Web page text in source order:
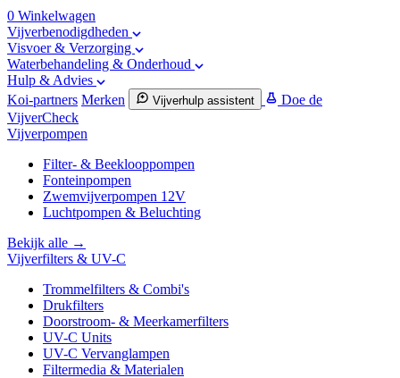
0 Winkelwagen
Vijverbenodigdheden
Visvoer & Verzorging
Waterbehandeling & Onderhoud
Hulp & Advies
Koi-partners Merken Vijverhulp assistent
Doe de
VijverCheck
Vijverpompen
Filter- & Beeklooppompen
Fonteinpompen
Zwemvijverpompen 12V
Luchtpompen & Beluchting
Bekijk alle →
Vijverfilters & UV-C
Trommelfilters & Combi's
Drukfilters
Doorstroom- & Meerkamerfilters
UV-C Units
UV-C Vervanglampen
Filtermedia & Materialen